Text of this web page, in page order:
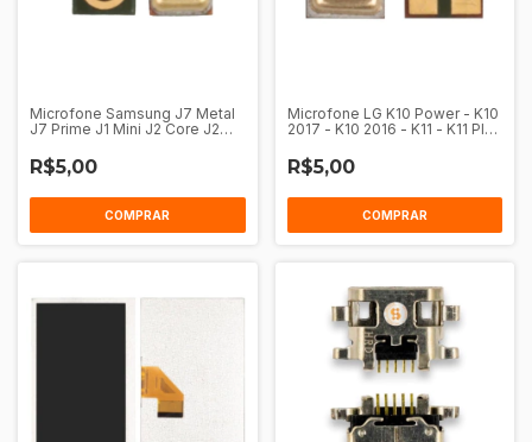
Microfone Samsung J7 Metal
J7 Prime J1 Mini J2 Core J2
A30 G7 Plus X Play X4
R$5,00
Microfone LG K10 Power - K10
2017 - K10 2016 - K11 - K11 Plus
J3 - J5
R$5,00